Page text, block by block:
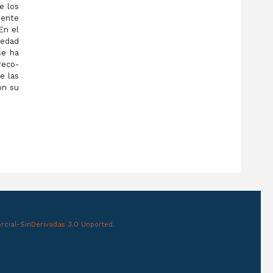
los
el
ha
las
su
SinDerivadas 3.0 Unported.